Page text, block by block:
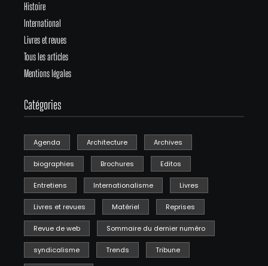
Histoire
International
Livres et revues
Tous les articles
Mentions légales
Catégories
Agenda Architecture Archives
biographies Brochures Editos
Entretiens Internationalisme Livres
Livres et revues Matériel Reprises
Revue de web Sommaire du dernier numéro
syndicalisme Trends Tribune